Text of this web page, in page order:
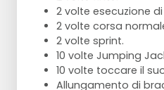
2 volte esecuzione
2 volte corsa
2 volte sprint.
10 volte Jumping
10 volte toccare il
Allungamento di